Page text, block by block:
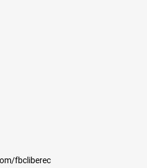
fbcliberec